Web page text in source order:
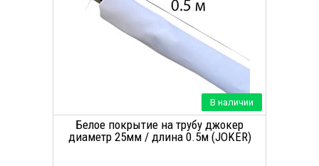
В наличии
Белое покрытие на трубу джокер
диаметр 25мм / длина 0.5м (JOKER)